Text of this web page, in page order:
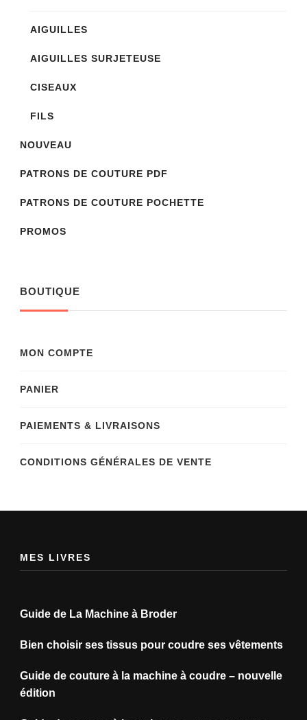
AIGUILLES
AIGUILLES SURJETEUSE
CISEAUX
FILS
NOUVEAU
PATRONS DE COUTURE PDF
PATRONS DE COUTURE POCHETTE
PROMOS
BOUTIQUE
MON COMPTE
PANIER
PAIEMENTS & LIVRAISONS
CONDITIONS GÉNÉRALES DE VENTE
MES LIVRES
Guide de La Machine à Broder
Bien choisir ses tissus pour coudre ses vêtements
Guide de couture à la machine à coudre – nouvelle
édition